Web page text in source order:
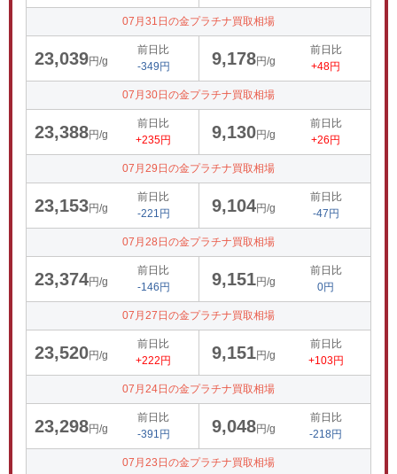
07月31日の金プラチナ買取相場
23,039円/g
前日比
-349円
9,178円/g
前日比
+48円
07月30日の金プラチナ買取相場
23,388円/g
前日比
+235円
9,130円/g
前日比
+26円
07月29日の金プラチナ買取相場
23,153円/g
前日比
-221円
9,104円/g
前日比
-47円
07月28日の金プラチナ買取相場
23,374円/g
前日比
-146円
9,151円/g
前日比
0円
07月27日の金プラチナ買取相場
23,520円/g
前日比
+222円
9,151円/g
前日比
+103円
07月24日の金プラチナ買取相場
23,298円/g
前日比
-391円
9,048円/g
前日比
-218円
07月23日の金プラチナ買取相場